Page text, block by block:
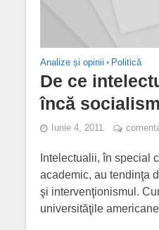
Analize și opinii • Politică
De ce
încă
Iunie 4, 2011
Intelectualii, în special
academic, au tendinţa
şi intervenţionismul.
universităţile